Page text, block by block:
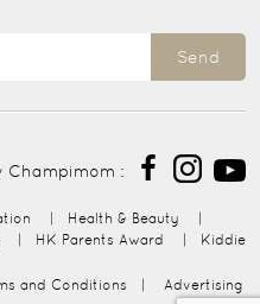
Send
Champimom :
Health & Beauty
HK Parents Award Kiddie
and Conditions Advertising